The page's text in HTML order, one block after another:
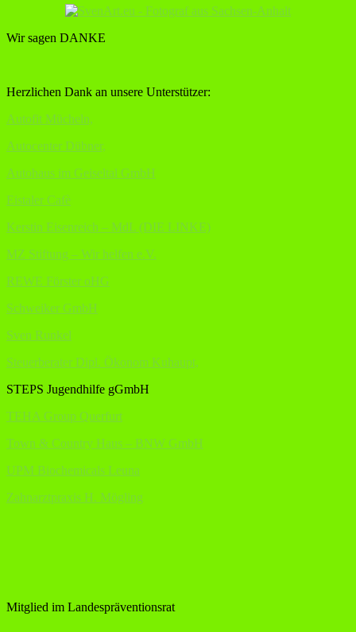
Wir sagen DANKE
Herzlichen Dank an unsere Unterstützer:
Autofit Mücheln,
Autocenter Dübner,
Autohaus im Geiseltal GmbH
Eistaler Cafè
Kerstin Eisenreich – MdL (DIE LINKE)
MZ Stiftung – Wir helfen e.V.
REWE Förster oHG
Schweiker GmbH
Sven Runkel
Steuerberater Dipl. Ökonom Kuhaupt,
STEPS Jugendhilfe gGmbH
TEHA Group Querfurt
Town & Country Haus – BNW GmbH
UPM Biochemicals Leuna
Zahnarztpraxis H. Mögling
Mitglied im Landespräventionsrat